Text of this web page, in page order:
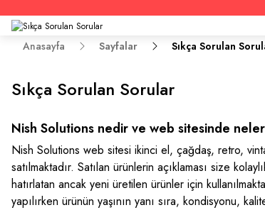
Anasayfa Sayfalar Sıkça Sorulan
Sıkça Sorulan Sorular
Nish Solutions nedir ve web sitesinde neler
Nish Solutions web sitesi ikinci el, çağdaş, retro,
satılmaktadır. Satılan ürünlerin açıklaması size
hatırlatan ancak yeni üretilen ürünler için
yapılırken ürünün yaşının yanı sıra, kondisyonu,